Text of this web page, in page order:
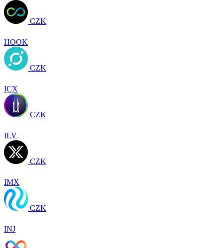
CZK
HOOK
CZK
ICX
CZK
ILV
CZK
IMX
CZK
INJ